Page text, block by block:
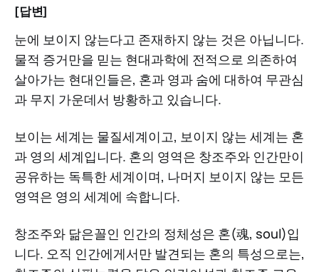
[답변]
눈에 보이지 않는다고 존재하지 않는 것은 아닙니다.
물적 증거만을 믿는 현대과학에 전적으로 의존하여
살아가는 현대인들은, 혼과 영과 숨에 대하여 무관심
과 무지 가운데서 방황하고 있습니다.
보이는 세계는 물질세계이고, 보이지 않는 세계는 혼
과 영의 세계입니다. 혼의 영역은 창조주와 인간만이
공유하는 독특한 세계이며, 나머지 보이지 않는 모든
영역은 영의 세계에 속합니다.
창조주와 닮은꼴인 인간의 정체성은 혼(魂, soul)입
니다. 오직 인간에게서만 발견되는 혼의 특성으로는,